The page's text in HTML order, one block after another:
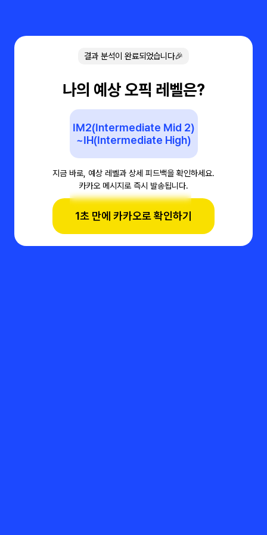
결과 분석이 완료되었습니다🎉
나의 예상 오픽 레벨은?
IM2(Intermediate Mid 2)
~IH(Intermediate High)
지금 바로, 예상 레벨과 상세 피드백을 확인하세요.
카카오 메시지로 즉시 발송됩니다.
1초 만에 카카오로 확인하기